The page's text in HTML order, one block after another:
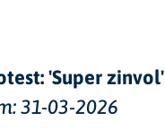
'Super zinvol'
31-03-2026